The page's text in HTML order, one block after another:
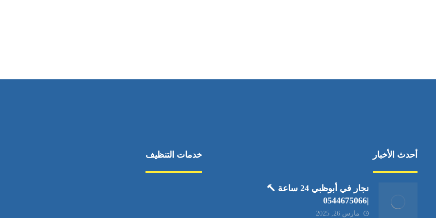
أحدث الأخبار
نجار في أبوظبي 24 ساعة 🔨
|0544675066
مارس 26, 2025
خدمات التنظيف